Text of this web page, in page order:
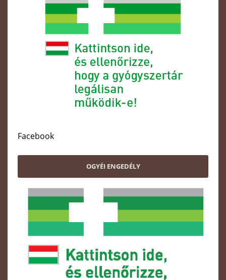
Facebook
OGYÉI ENGEDÉLY